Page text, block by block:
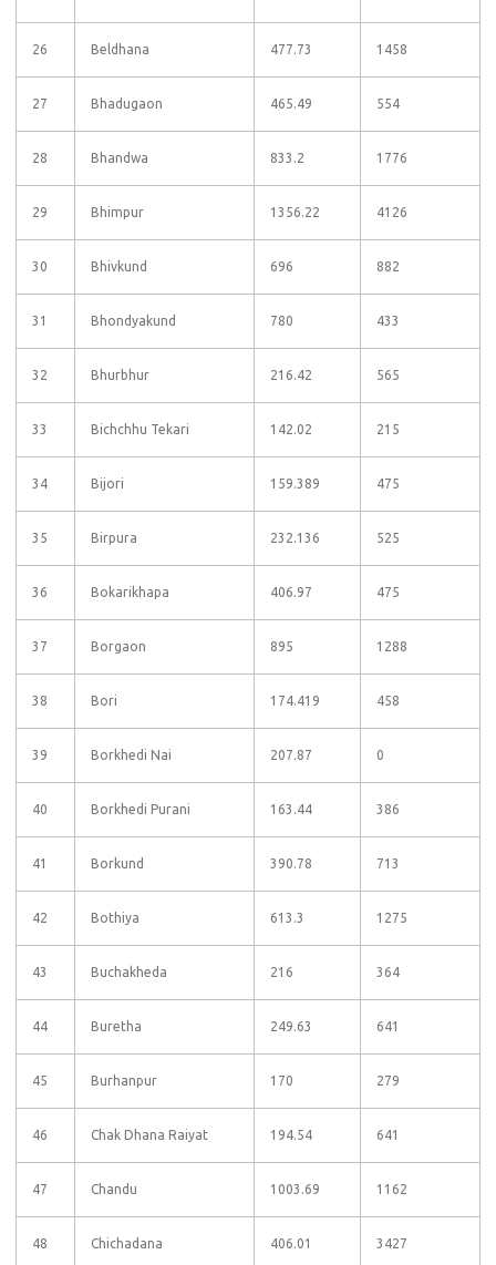
26 Beldhana 477.73 1458
27 Bhadugaon 465.49 554
28 Bhandwa 833.2 1776
29 Bhimpur 1356.22 4126
30 Bhivkund 696 882
31 Bhondyakund 780 433
32 Bhurbhur 216.42 565
33 Bichchhu Tekari 142.02 215
34 Bijori 159.389 475
35 Birpura 232.136 525
36 Bokarikhapa 406.97 475
37 Borgaon 895 1288
38 Bori 174.419 458
39 Borkhedi Nai 207.87 0
40 Borkhedi Purani 163.44 386
41 Borkund 390.78 713
42 Bothiya 613.3 1275
43 Buchakheda 216 364
44 Buretha 249.63 641
45 Burhanpur 170 279
46 Chak Dhana Raiyat 194.54 641
47 Chandu 1003.69 1162
48 Chichadana 406.01 3427